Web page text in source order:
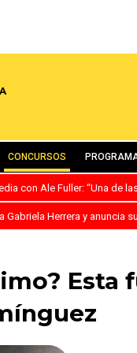
CONCURSOS
con Ale Fuller: “Una de
Gabriela Herrera y anuncia
Esta